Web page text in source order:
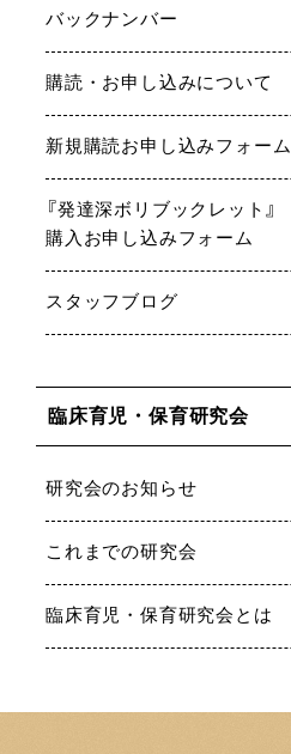
バックナンバー
購読・お申し込みについて
新規購読お申し込みフォーム
『発達深ボリブックレット』
購入お申し込みフォーム
スタッフブログ
臨床育児・保育研究会
研究会のお知らせ
これまでの研究会
臨床育児・保育研究会とは